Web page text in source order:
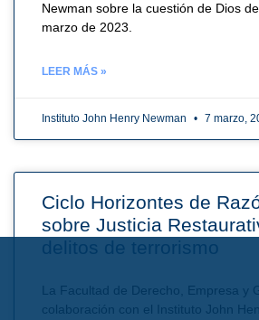
Newman sobre la cuestión de Dios
marzo de 2023.
LEER MÁS »
Instituto John Henry Newman 7 marzo,
Ciclo Horizontes de
sobre Justicia
delitos de terrorismo
La Facultad de Derecho, Empresa y
colaboración con el Instituto John